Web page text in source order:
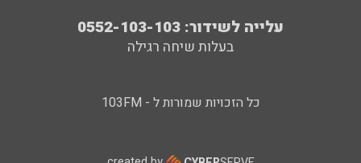
עלייה לשידור: 0552-103-103
בעלות שיחה רגילה
כל הזכויות שמורות ל - 103FM